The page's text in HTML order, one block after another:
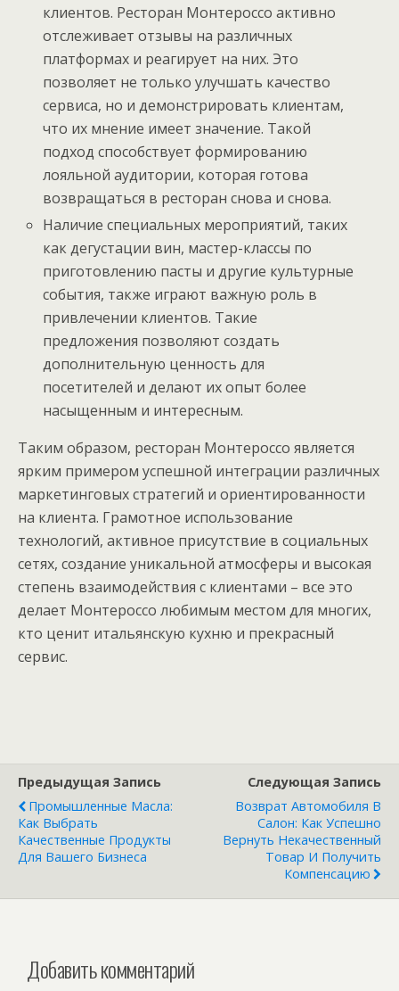
клиентов. Ресторан Монтероссо активно
отслеживает отзывы на различных
платформах и реагирует на них. Это
позволяет не только улучшать качество
сервиса, но и демонстрировать клиентам,
что их мнение имеет значение. Такой
подход способствует формированию
лояльной аудитории, которая готова
возвращаться в ресторан снова и снова.
Наличие специальных мероприятий, таких
как дегустации вин, мастер-классы по
приготовлению пасты и другие культурные
события, также играют важную роль в
привлечении клиентов. Такие
предложения позволяют создать
дополнительную ценность для
посетителей и делают их опыт более
насыщенным и интересным.
Таким образом, ресторан Монтероссо является
ярким примером успешной интеграции различных
маркетинговых стратегий и ориентированности
на клиента. Грамотное использование
технологий, активное присутствие в социальных
сетях, создание уникальной атмосферы и высокая
степень взаимодействия с клиентами – все это
делает Монтероссо любимым местом для многих,
кто ценит итальянскую кухню и прекрасный
сервис.
Предыдущая Запись
Промышленные Масла:
Как Выбрать
Качественные Продукты
Для Вашего Бизнеса
Следующая Запись
Возврат Автомобиля В
Салон: Как Успешно
Вернуть Некачественный
Товар И Получить
Компенсацию
Добавить комментарий